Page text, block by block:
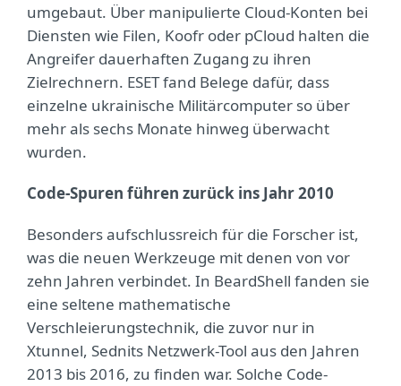
umgebaut. Über manipulierte Cloud-Konten bei
Diensten wie Filen, Koofr oder pCloud halten die
Angreifer dauerhaften Zugang zu ihren
Zielrechnern. ESET fand Belege dafür, dass
einzelne ukrainische Militärcomputer so über
mehr als sechs Monate hinweg überwacht
wurden.
Code-Spuren führen zurück ins Jahr 2010
Besonders aufschlussreich für die Forscher ist,
was die neuen Werkzeuge mit denen von vor
zehn Jahren verbindet. In BeardShell fanden sie
eine seltene mathematische
Verschleierungstechnik, die zuvor nur in
Xtunnel, Sednits Netzwerk-Tool aus den Jahren
2013 bis 2016, zu finden war. Solche Code-